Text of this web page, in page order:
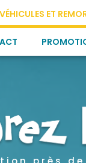
VÉHICULES ET